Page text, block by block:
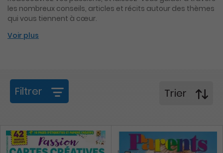
les nombreux conseils, articles et récits autour des thèmes
qui vous tiennent à cœur.
Voir plus
Filtrer Trier